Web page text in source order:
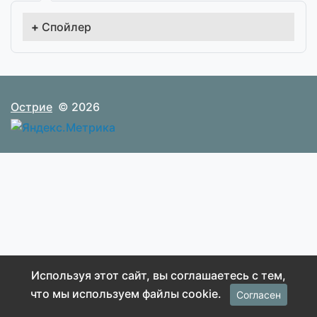
Спойлер
Острие © 2026
Используя этот сайт, вы соглашаетесь с тем,
что мы используем файлы cookie.
Согласен